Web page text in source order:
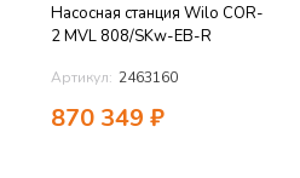
Насосная станция Wilo COR-
2 MVL 808/SKw-EB-R
Артикул: 2463160
870 349 ₽